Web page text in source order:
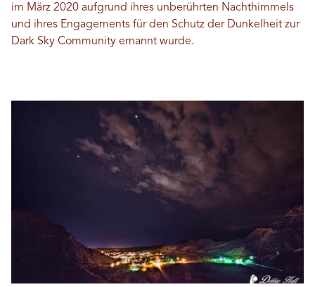
im März 2020 aufgrund ihres unberührten Nachthimmels
und ihres Engagements für den Schutz der Dunkelheit zur
Dark Sky Community ernannt wurde.